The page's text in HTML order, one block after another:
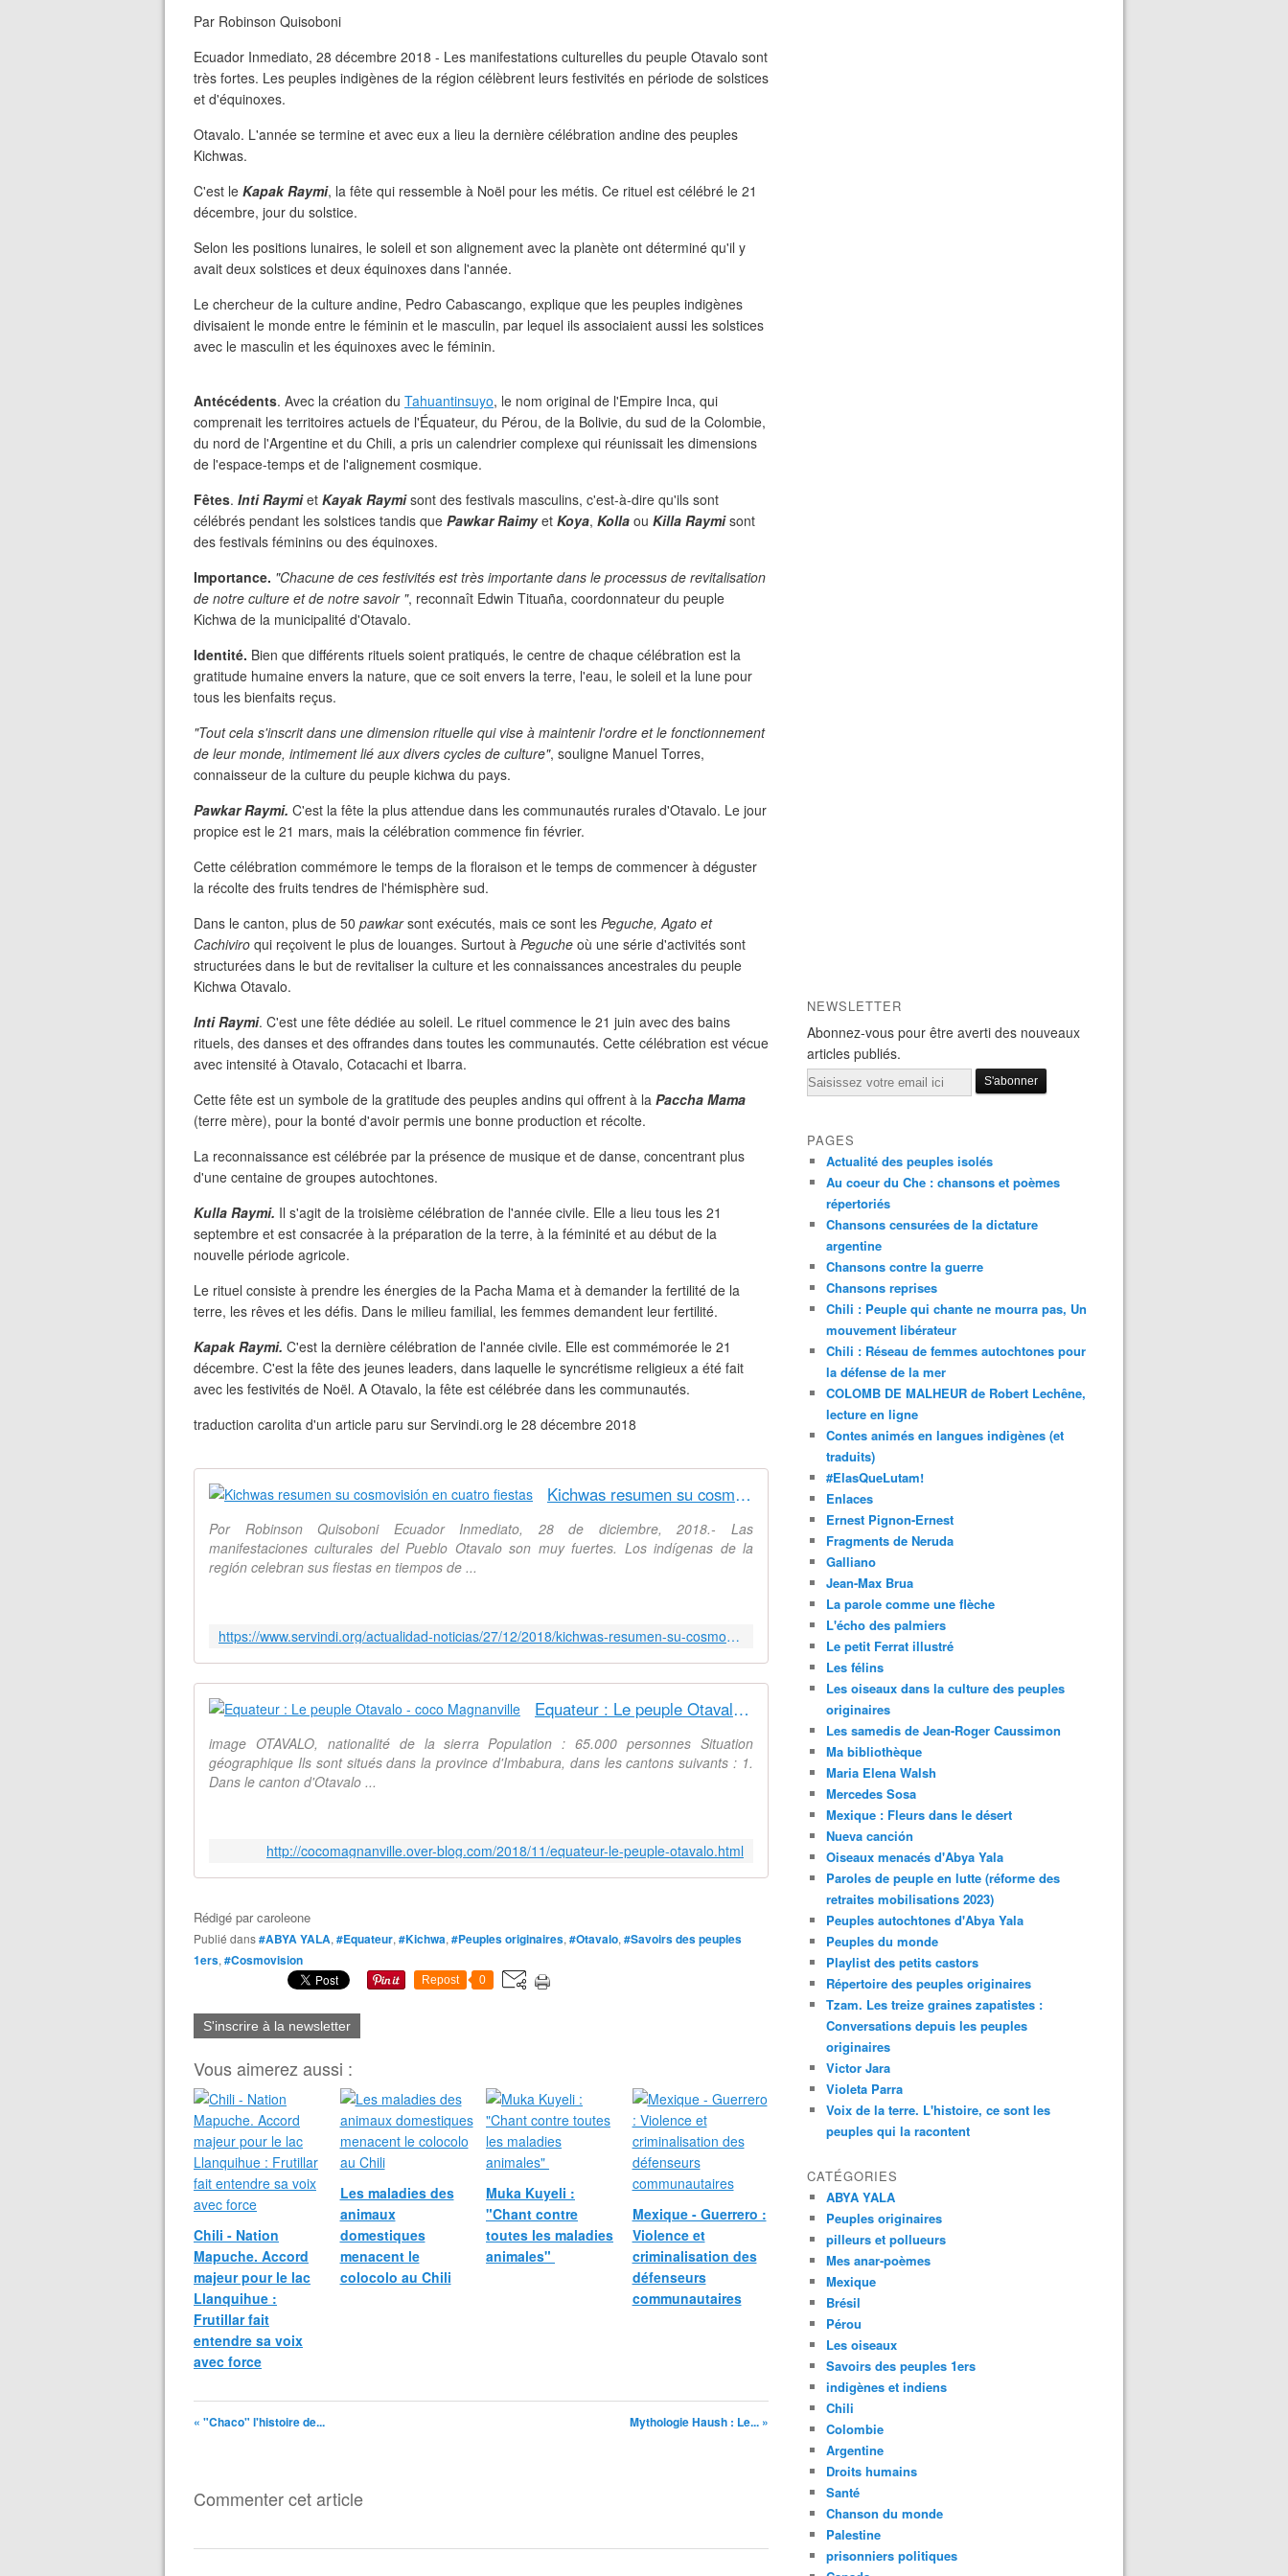
Par Robinson Quisoboni
Ecuador Inmediato, 28 décembre 2018 - Les manifestations culturelles du peuple Otavalo sont
très fortes. Les peuples indigènes de la région célèbrent leurs festivités en période de solstices
et d'équinoxes.
Otavalo. L'année se termine et avec eux a lieu la dernière célébration andine des peuples
Kichwas.
C'est le Kapak Raymi, la fête qui ressemble à Noël pour les métis. Ce rituel est célébré le 21
décembre, jour du solstice.
Selon les positions lunaires, le soleil et son alignement avec la planète ont déterminé qu'il y
avait deux solstices et deux équinoxes dans l'année.
Le chercheur de la culture andine, Pedro Cabascango, explique que les peuples indigènes
divisaient le monde entre le féminin et le masculin, par lequel ils associaient aussi les solstices
avec le masculin et les équinoxes avec le féminin.
Antécédents. Avec la création du Tahuantinsuyo, le nom original de l'Empire Inca, qui
comprenait les territoires actuels de l'Équateur, du Pérou, de la Bolivie, du sud de la Colombie,
du nord de l'Argentine et du Chili, a pris un calendrier complexe qui réunissait les dimensions
de l'espace-temps et de l'alignement cosmique.
Fêtes. Inti Raymiet Kayak Raymisont des festivals masculins, c'est-à-dire qu'ils sont
célébrés pendant les solstices tandis que Pawkar Raimyet Koya, Kolla ou Killa Raymisont
des festivals féminins ou des équinoxes.
Importance. "Chacune de ces festivités est très importante dans le processus de revitalisation
de notre culture et de notre savoir ", reconnaît Edwin Tituaña, coordonnateur du peuple
Kichwa de la municipalité d'Otavalo.
Identité. Bien que différents rituels soient pratiqués, le centre de chaque célébration est la
gratitude humaine envers la nature, que ce soit envers la terre, l'eau, le soleil et la lune pour
tous les bienfaits reçus.
"Tout cela s'inscrit dans une dimension rituelle qui vise à maintenir l'ordre et le fonctionnement
de leur monde, intimement lié aux divers cycles de culture", souligne Manuel Torres,
connaisseur de la culture du peuple kichwa du pays.
Pawkar Raymi. C'est la fête la plus attendue dans les communautés rurales d'Otavalo. Le jour
propice est le 21 mars, mais la célébration commence fin février.
Cette célébration commémore le temps de la floraison et le temps de commencer à déguster
la récolte des fruits tendres de l'hémisphère sud.
Dans le canton, plus de 50 pawkarsont exécutés, mais ce sont les Peguche, Agato et
Cachiviro qui reçoivent le plus de louanges. Surtout à Peguche où une série d'activités sont
structurées dans le but de revitaliser la culture et les connaissances ancestrales du peuple
Kichwa Otavalo.
Inti Raymi. C'est une fête dédiée au soleil. Le rituel commence le 21 juin avec des bains
rituels, des danses et des offrandes dans toutes les communautés. Cette célébration est vécue
avec intensité à Otavalo, Cotacachi et Ibarra.
Cette fête est un symbole de la gratitude des peuples andins qui offrent à la Paccha Mama
(terre mère), pour la bonté d'avoir permis une bonne production et récolte.
La reconnaissance est célébrée par la présence de musique et de danse, concentrant plus
d'une centaine de groupes autochtones.
Kulla Raymi. Il s'agit de la troisième célébration de l'année civile. Elle a lieu tous les 21
septembre et est consacrée à la préparation de la terre, à la féminité et au début de la
nouvelle période agricole.
Le rituel consiste à prendre les énergies de la Pacha Mama et à demander la fertilité de la
terre, les rêves et les défis. Dans le milieu familial, les femmes demandent leur fertilité.
Kapak Raymi. C'est la dernière célébration de l'année civile. Elle est commémorée le 21
décembre. C'est la fête des jeunes leaders, dans laquelle le syncrétisme religieux a été fait
avec les festivités de Noël. A Otavalo, la fête est célébrée dans les communautés.
traduction carolita d'un article paru sur Servindi.org le 28 décembre 2018
Kichwas resumen su cosmovisión en cuatro fiestas
Por Robinson Quisoboni Ecuador Inmediato, 28 de diciembre, 2018.- Las
manifestaciones culturales del Pueblo Otavalo son muy fuertes. Los indígenas de la
región celebran sus fiestas en tiempos de ...
https://www.servindi.org/actualidad-noticias/27/12/2018/kichwas-resumen-su-cosmovision-en-cuatro-fiestas
Equateur : Le peuple Otavalo - coco Magnanville
image OTAVALO, nationalité de la sierra Population : 65.000 personnes Situation
géographique Ils sont situés dans la province d'Imbabura, dans les cantons suivants : 1.
Dans le canton d'Otavalo ...
http://cocomagnanville.over-blog.com/2018/11/equateur-le-peuple-otavalo.html
Rédigé parcaroleone
Publié dans#ABYA YALA, #Equateur, #Kichwa, #Peuples originaires, #Otavalo, #Savoirs des peuples
1ers, #Cosmovision
Repost 0
S'inscrire à la newsletter
Vous aimerez aussi :
Chili - Nation
Mapuche. Accord
majeur pour le lac
Llanquihue :
Frutillar fait
entendre sa voix
avec force
Les maladies des
animaux
domestiques
menacent le
colocolo au Chili
Muka Kuyeli :
"Chant contre
toutes les maladies
animales"
Mexique - Guerrero :
Violence et
criminalisation des
défenseurs
communautaires
« "Chaco" l'histoire de... Mythologie Haush : Le... »
Commenter cet article
NEWSLETTER
Abonnez-vous pour être averti des nouveaux
articles publiés.
Email
PAGES
Actualité des peuples isolés
Au coeur du Che : chansons et poèmes
répertoriés
Chansons censurées de la dictature
argentine
Chansons contre la guerre
Chansons reprises
Chili : Peuple qui chante ne mourra pas, Un
mouvement libérateur
Chili : Réseau de femmes autochtones pour
la défense de la mer
COLOMB DE MALHEUR de Robert Lechêne,
lecture en ligne
Contes animés en langues indigènes (et
traduits)
#ElasQueLutam!
Enlaces
Ernest Pignon-Ernest
Fragments de Neruda
Galliano
Jean-Max Brua
La parole comme une flèche
L'écho des palmiers
Le petit Ferrat illustré
Les félins
Les oiseaux dans la culture des peuples
originaires
Les samedis de Jean-Roger Caussimon
Ma bibliothèque
Maria Elena Walsh
Mercedes Sosa
Mexique : Fleurs dans le désert
Nueva canción
Oiseaux menacés d'Abya Yala
Paroles de peuple en lutte (réforme des
retraites mobilisations 2023)
Peuples autochtones d'Abya Yala
Peuples du monde
Playlist des petits castors
Répertoire des peuples originaires
Tzam. Les treize graines zapatistes :
Conversations depuis les peuples
originaires
Victor Jara
Violeta Parra
Voix de la terre. L'histoire, ce sont les
peuples qui la racontent
CATÉGORIES
ABYA YALA
Peuples originaires
pilleurs et pollueurs
Mes anar-poèmes
Mexique
Brésil
Pérou
Les oiseaux
Savoirs des peuples 1ers
indigènes et indiens
Chili
Colombie
Argentine
Droits humains
Santé
Chanson du monde
Palestine
prisonniers politiques